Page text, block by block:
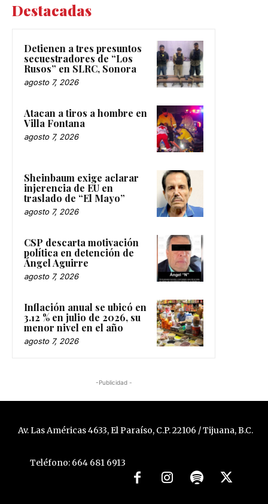
Destacadas
Detienen a tres presuntos
secuestradores de “Los
Rusos” en SLRC, Sonora
agosto 7, 2026
Atacan a tiros a hombre en
Villa Fontana
agosto 7, 2026
Sheinbaum exige aclarar
injerencia de EU en
traslado de “El Mayo”
agosto 7, 2026
CSP descarta motivación
política en detención de
Ángel Aguirre
agosto 7, 2026
Inflación anual se ubicó en
3.12 % en julio de 2026, su
menor nivel en el año
agosto 7, 2026
-Publicidad -
Av. Las Américas 4633, El Paraíso, C.P. 22106 / Tijuana, B.C.
Teléfono: 664 681 6913